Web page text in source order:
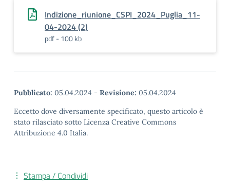
Indizione_riunione_CSPI_2024_Puglia_11-
04-2024 (2)
pdf - 100 kb
Pubblicato: 05.04.2024 - Revisione: 05.04.2024
Eccetto dove diversamente specificato, questo articolo è
stato rilasciato sotto Licenza Creative Commons
Attribuzione 4.0 Italia.
Stampa / Condividi